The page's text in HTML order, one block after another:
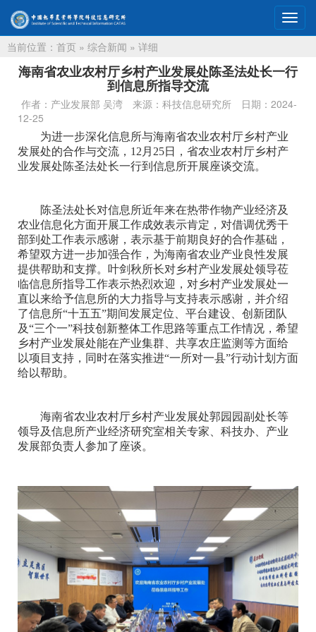
切
换
当前位置： 首页 » 综合新闻 » 详细
海南省农业农村厅乡村产业发展处陈圣法处长一行
到信息所指导交流
作者：产业发展部 吴湾 来源：科技信息研究所
日期：2024-
12-25
为进一步深化信息所与海南省农业农村厅乡村产业
发展处的合作与交流，12月25日，省农业农村厅乡村产
业发展处陈圣法处长一行到信息所开展座谈交流。
陈圣法处长对信息所近年来在热带作物产业经济及
农业信息化方面开展工作成效表示肯定，对借调优秀干
部到处工作表示感谢，表示基于前期良好的合作基础，
希望双方进一步加强合作，为海南省农业产业良性发展
提供帮助和支撑。叶剑秋所长对乡村产业发展处领导莅
临信息所指导工作表示热烈欢迎，对乡村产业发展处一
直以来给予信息所的大力指导与支持表示感谢，并介绍
了信息所“十五五”期间发展定位、平台建设、创新团队
及“三个一”科技创新整体工作思路等重点工作情况，希望
乡村产业发展处能在产业集群、共享农庄监测等方面给
以项目支持，同时在落实推进“一所对一县”行动计划方面
给以帮助。
海南省农业农村厅乡村产业发展处郭园园副处长等
领导及信息所产业经济研究室相关专家、科技办、产业
发展部负责人参加了座谈。